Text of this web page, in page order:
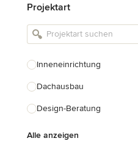
Landschaftsarchitekten
Armaturen & Sanitärbedarf
Einbauschränke
Projektart
Inneneinrichtung
Dachausbau
Design-Beratung
Alle anzeigen